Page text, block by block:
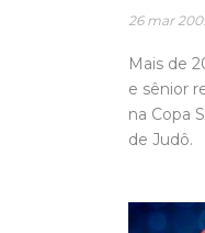
26 mar
Mais de
e sênior
na Copa
de Judô.